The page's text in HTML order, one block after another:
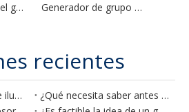
Tipo silencioso del generador diesel del alternador 36kVA-100kVA de Stamford del motor Perkins Generador de grupo electrógeno diésel tipo clip para contenedor frigorífico
recientes
Cómo utilizar torres de iluminación móviles de forma eficaz en su sitio de construcción
¿Qué necesita saber antes de planificar un generador para su hotel?